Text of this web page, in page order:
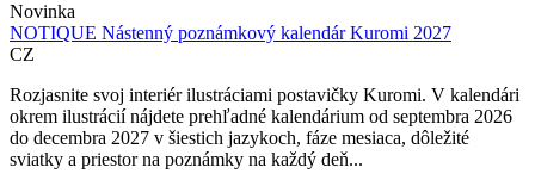
Novinka
NOTIQUE Nástenný poznámkový kalendár Kuromi 2027
CZ
Rozjasnite svoj interiér ilustráciami postavičky Kuromi. V kalendári
okrem ilustrácií nájdete prehľadné kalendárium od septembra 2026
do decembra 2027 v šiestich jazykoch, fáze mesiaca, dôležité
sviatky a priestor na poznámky na každý deň...